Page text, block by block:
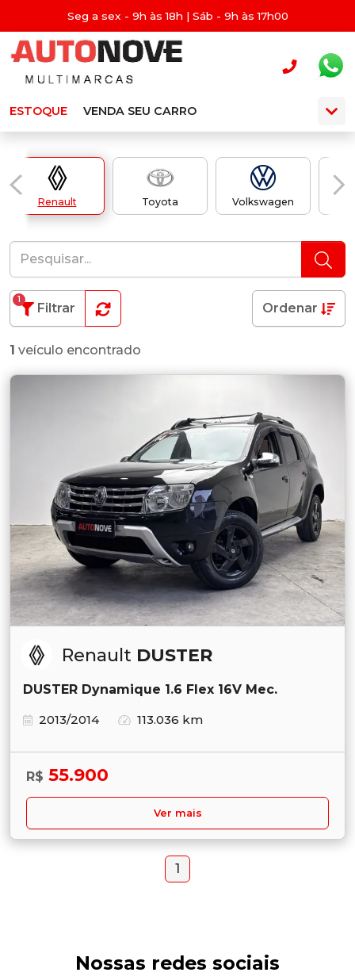
Seg a sex - 9h às 18h | Sáb - 9h às 17h00
ESTOQUE VENDA SEU CARRO
Renault Toyota Volkswagen
Filtrar
1
Ordenar
1 veículo encontrado
Renault DUSTER
DUSTER Dynamique 1.6 Flex 16V Mec.
2013/2014
113.036 km
R$ 55.900
Ver mais
1
Nossas redes sociais